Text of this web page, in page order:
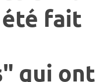
fait
qui ont